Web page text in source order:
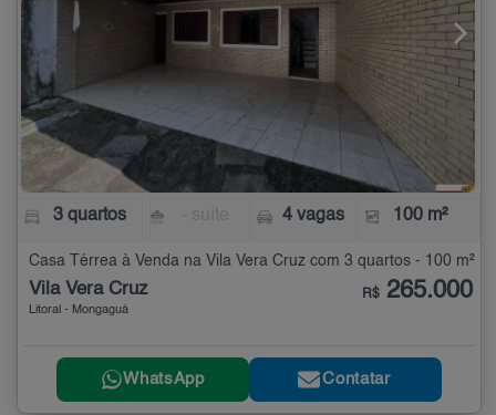
3 quartos 4 vagas 100 m²
Casa Térrea à Venda na Vila Vera Cruz com 3 quartos - 100 m²
Vila Vera Cruz
Litoral - Mongaguá
R$ 265.000
WhatsApp Contatar